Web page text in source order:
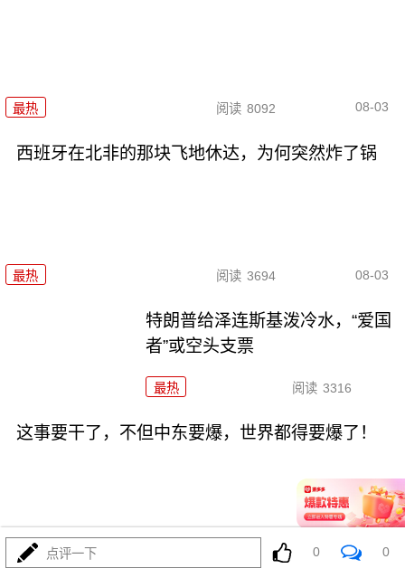
最热 阅读 8092 08-03
西班牙在北非的那块飞地休达，为何突然炸了锅
最热 阅读 3694 08-03
特朗普给泽连斯基泼冷水，“爱国
者”或空头支票
最热 阅读 3316
这事要干了，不但中东要爆，世界都得要爆了！
最热 19060 08-02
点评一下 0 0